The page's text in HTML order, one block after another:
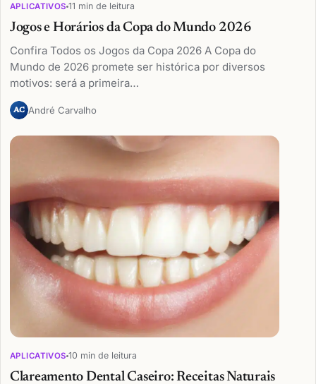
APLICATIVOS 11 min de leitura
Jogos e Horários da Copa do Mundo 2026
Confira Todos os Jogos da Copa 2026 A Copa do
Mundo de 2026 promete ser histórica por diversos
motivos: será a primeira…
AC André Carvalho
APLICATIVOS 10 min de leitura
Clareamento Dental Caseiro: Receitas Naturais